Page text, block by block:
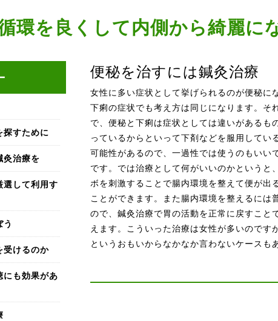
環を良くして内側から綺麗に
便秘を治すには鍼灸治療
女性に多い症状として挙げられるのが便秘に
下痢の症状でも考え方は同じになります。そ
で、便秘と下痢は症状としては違いがあるも
っているからといって下剤などを服用してい
可能性があるので、一過性では使うのもいい
です。では治療として何がいいのかというと
ボを刺激することで腸内環境を整えて便が出
ことができます。また腸内環境を整えるには
ので、鍼灸治療で胃の活動を正常に戻すこと
えます。こういった治療は女性が多いので
というおもいからなかなか言わないケースも
探すために
灸治療を
選して利用す
受けるのか
にも効果があ